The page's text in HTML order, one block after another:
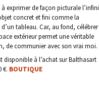
à exprimer de façon picturale l’infini
concret et fini comme la
tableau. Car, au fond, célébrer
extérieur permet une véritable
de communier avec son vrai moi.
disponible à l’achat sur Balthasart
€. BOUTIQUE